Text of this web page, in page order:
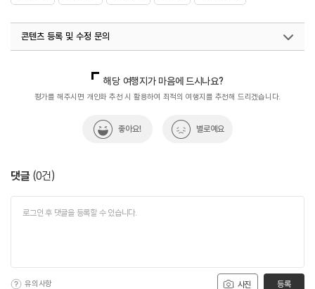
콘텐츠 등록 및 수정 문의
해당 여행지가 마음에 드시나요?
평가를 해주시면 개인화 추천 시 활용하여 최적의 여행지를 추천해 드리겠습니다.
좋아요! 별로예요
댓글 (0건)
사진
유의사항 등록